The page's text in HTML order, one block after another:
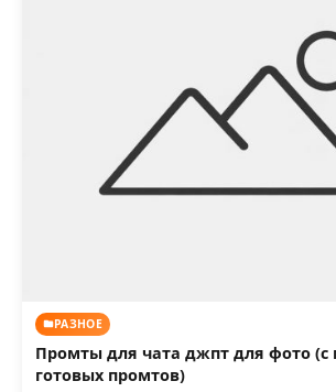
РАЗНОЕ
Промты для чата джпт для фото
готовых промтов)